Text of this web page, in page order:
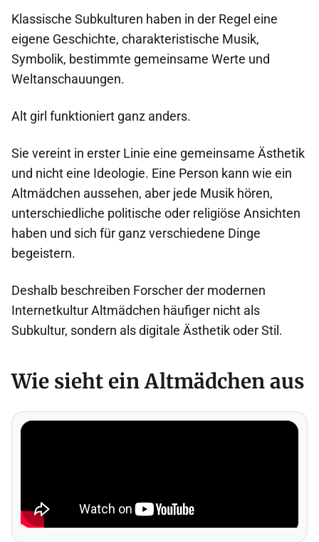
Klassische Subkulturen haben in der Regel eine
eigene Geschichte, charakteristische Musik,
Symbolik, bestimmte gemeinsame Werte und
Weltanschauungen.
Alt girl funktioniert ganz anders.
Sie vereint in erster Linie eine gemeinsame Ästhetik
und nicht eine Ideologie. Eine Person kann wie ein
Altmädchen aussehen, aber jede Musik hören,
unterschiedliche politische oder religiöse Ansichten
haben und sich für ganz verschiedene Dinge
begeistern.
Deshalb beschreiben Forscher der modernen
Internetkultur Altmädchen häufiger nicht als
Subkultur, sondern als digitale Ästhetik oder Stil.
Wie sieht ein Altmädchen aus